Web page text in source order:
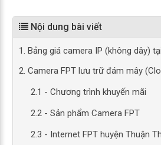
Nội dung bài viết
1. Bảng giá camera IP (không dây)
2. Camera FPT lưu trữ đám mây
2.1 - Chương trình khuyến mãi
2.2 - Sản phẩm Camera FPT
2.3 - Internet FPT huyện Thuận